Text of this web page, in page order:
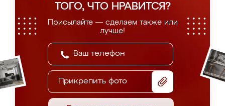
ТОГО, ЧТО НРАВИТСЯ?
Присылайте — сделаем также или
лучше!
Прикрепить фото